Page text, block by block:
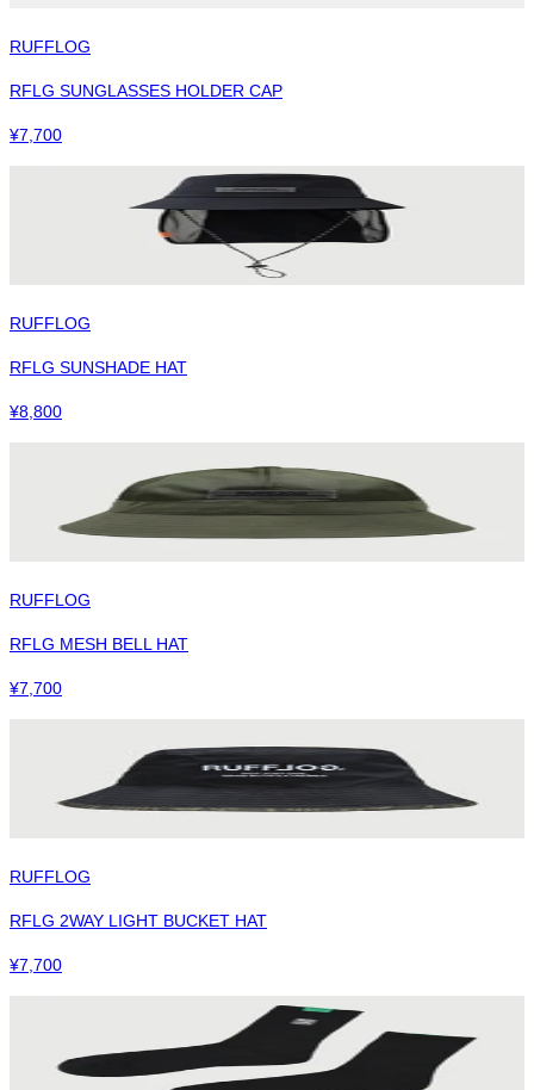
RUFFLOG
RFLG SUNGLASSES HOLDER CAP
¥7,700
RUFFLOG
RFLG SUNSHADE HAT
¥8,800
RUFFLOG
RFLG MESH BELL HAT
¥7,700
RUFFLOG
RFLG 2WAY LIGHT BUCKET HAT
¥7,700